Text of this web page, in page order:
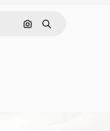
ค้นหาตามรูปภาพ
ค้นหา